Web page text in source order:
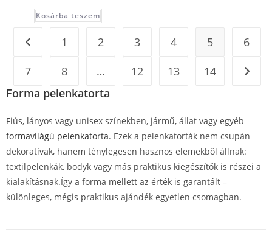
Kosárba teszem
1 2 3 4 5
6
7
8 … 12 13
14
Forma pelenkatorta
Fiús, lányos vagy unisex színekben, jármű, állat vagy egyéb
formavilágú pelenkatorta. Ezek a pelenkatorták nem csupán
dekoratívak, hanem ténylegesen hasznos elemekből állnak:
textilpelenkák, bodyk vagy más praktikus kiegészítők is részei a
kialakításnak.Így a forma mellett az érték is garantált –
különleges, mégis praktikus ajándék egyetlen csomagban.